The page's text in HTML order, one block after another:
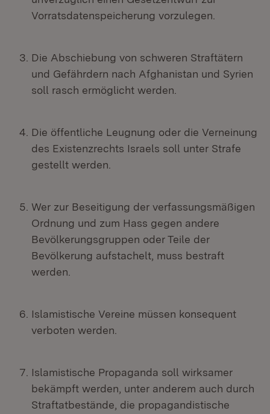
Vorratsdatenspeicherung vorzulegen.
Die Abschiebung von schweren Straftätern
und Gefährdern nach Afghanistan und Syrien
soll rasch ermöglicht werden.
Die öffentliche Leugnung oder die Verneinung
des Existenzrechts Israels soll unter Strafe
gestellt werden.
Wer zur Beseitigung der verfassungsmäßigen
Ordnung und zum Hass gegen andere
Bevölkerungsgruppen oder Teile der
Bevölkerung aufstachelt, muss bestraft
werden.
Islamistische Vereine müssen konsequent
verboten werden.
Islamistische Propaganda soll wirksamer
bekämpft werden, unter anderem auch durch
Straftatbestände, die propagandistische